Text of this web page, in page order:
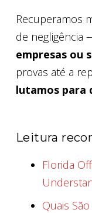
Recuperamos
de negligência
empresas ou
provas até a
lutamos para
Leitura
Florida
Quais